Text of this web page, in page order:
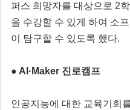
퍼스 희망자를 대상으로 2
을 수강할 수 있게 하여 소
이 탐구할 수 있도록 했다.
● AI·Maker 진로캠프
인공지능에 대한 교육기회